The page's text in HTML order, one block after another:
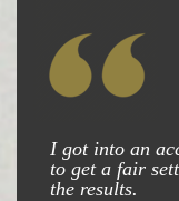
I got into an
to get a fair
the results.